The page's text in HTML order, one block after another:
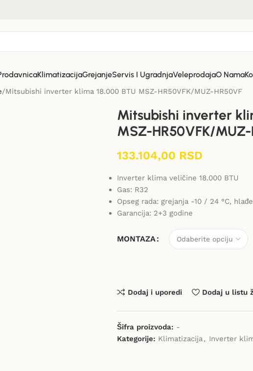
KlimatizacijaGrejanjeServis I UgradnjaVeleprodajaO Nama
Mitsubishi inverter klima 18.000 BTU MSZ-HR50VFK/MUZ-HR50VF
Mitsubishi inverter
MSZ-HR50VFK/
133.104,00 RSD
Inverter klima veličine 18.000 BTU
Gas: R32
Opseg rada: grejanja -10 / 24 °C,
Garancija: 2+3 godine
MONTAZA
Dodaj i uporedi Dodaj u listu
Šifra proizvoda: -
Kategorije: Klimatizacija, Inverter